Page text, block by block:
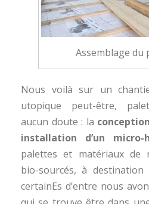
Assemblage du
Nous voilà sur un
utopique peut-être,
aucun doute : la
installation d’un micro-
palettes et matériaux de
bio-sourcés, à destination
certainEs d’entre nous